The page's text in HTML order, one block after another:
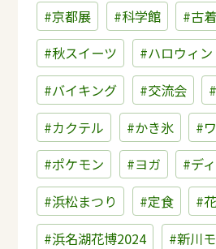
#京都展
#科学館
#古
#秋スイーツ
#ハロウィン
#バイキング
#交流会
#カクテル
#かき氷
#
#ポケモン
#ヨガ
#デ
#浜松まつり
#定食
#
#浜名湖花博2024
#新川